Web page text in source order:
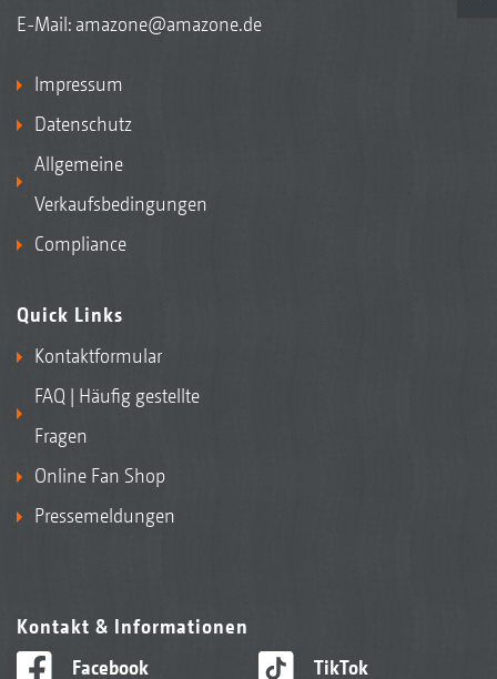
E-Mail: amazone@amazone.de
Impressum
Datenschutz
Allgemeine
Verkaufsbedingungen
Compliance
Quick Links
Kontaktformular
FAQ | Häufig gestellte
Fragen
Online Fan Shop
Pressemeldungen
Kontakt & Informationen
Facebook
TikTok